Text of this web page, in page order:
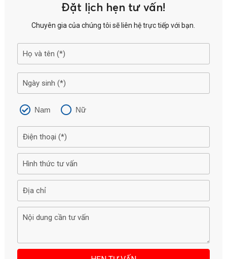
Đặt lịch hẹn tư vấn!
Chuyên gia của chúng tôi sẽ liên hệ trực tiếp với bạn.
Nam Nữ